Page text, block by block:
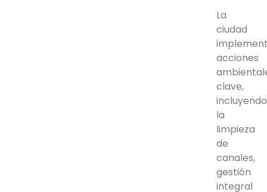
La
ciudad
acciones
clave,
incluyendo
la
limpieza
de
canales,
gestión
integral